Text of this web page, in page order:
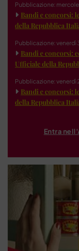
Pubblicazione:
Bandi e concorsi:
della Repubblica
Pubblicazione: venerdì
Bandi e concorsi:
Ufficiale della
Pubblicazione: venerdì
Bandi e concorsi:
della Repubblica
Entra